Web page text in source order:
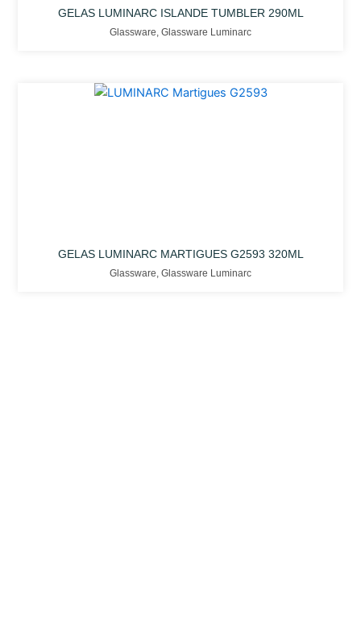
GELAS LUMINARC ISLANDE TUMBLER 290ML
Glassware Glassware Luminarc
GELAS LUMINARC MARTIGUES G2593 320ML
Glassware Glassware Luminarc